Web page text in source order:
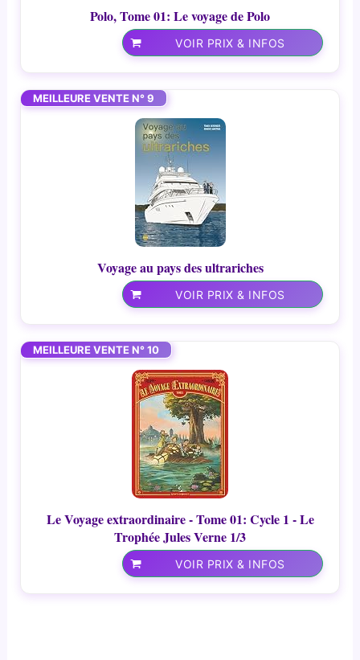
Polo, Tome 01: Le voyage de Polo
VOIR PRIX & INFOS
MEILLEURE VENTE N° 9
Voyage au pays des ultrariches
VOIR PRIX & INFOS
MEILLEURE VENTE N° 10
Le Voyage extraordinaire - Tome 01: Cycle 1 - Le
Trophée Jules Verne 1/3
VOIR PRIX & INFOS